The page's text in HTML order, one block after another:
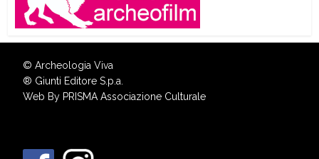
© Archeologia Viva
® Giunti Editore S.p.a.
Web By PRISMA Associazione Culturale